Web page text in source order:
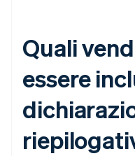
Quali
essere